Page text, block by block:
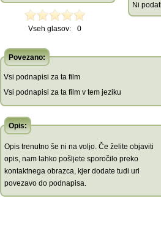
Vseh glasov: 0
Ni
Povezano:
Vsi podnapisi za ta film
Vsi podnapisi za ta film v tem jeziku
Opis:
Opis trenutno še ni na voljo. Če želite objaviti
opis, nam lahko pošljete sporočilo preko
kontaktnega obrazca, kjer dodate tudi url
povezavo do podnapisa.